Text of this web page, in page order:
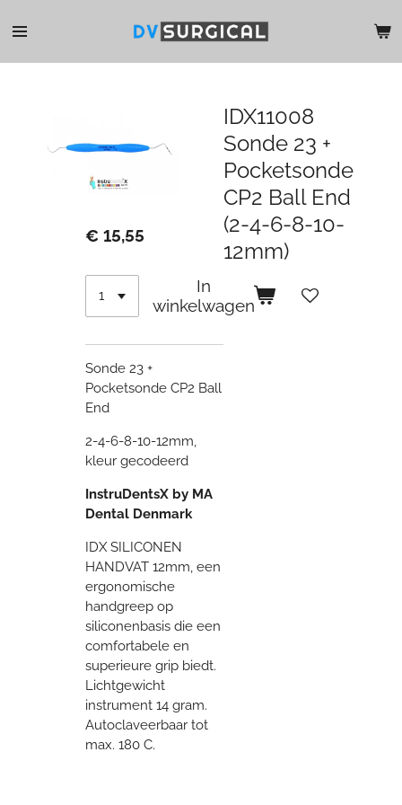
direct
IDX11008
Sonde 23 +
Pocketsonde
CP2 Ball End
(2-4-6-8-10-
12mm)
€ 15,55
In
winkelwagen
Sonde 23 +
Pocketsonde CP2 Ball
End
2-4-6-8-10-12mm,
kleur gecodeerd
InstruDentsX by MA
Dental Denmark
IDX SILICONEN
HANDVAT 12mm, een
ergonomische
handgreep op
siliconenbasis die een
comfortabele en
superieure grip biedt.
Lichtgewicht
instrument 14 gram.
Autoclaveerbaar tot
max. 180 C.